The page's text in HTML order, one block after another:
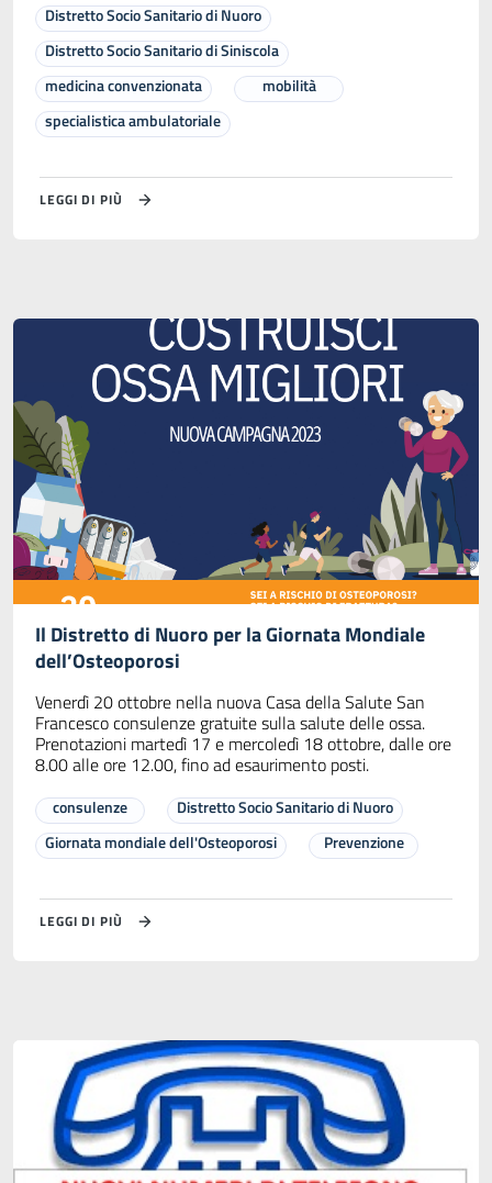
Distretto Socio Sanitario di Nuoro
Distretto Socio Sanitario di Siniscola
medicina convenzionata
mobilità
specialistica ambulatoriale
LEGGI DI PIÙ
Il Distretto di Nuoro per la Giornata Mondiale
dell’Osteoporosi
Venerdì 20 ottobre nella nuova Casa della Salute San
Francesco consulenze gratuite sulla salute delle ossa.
Prenotazioni martedì 17 e mercoledì 18 ottobre, dalle ore
8.00 alle ore 12.00, fino ad esaurimento posti.
consulenze
Distretto Socio Sanitario di Nuoro
Giornata mondiale dell'Osteoporosi
Prevenzione
LEGGI DI PIÙ